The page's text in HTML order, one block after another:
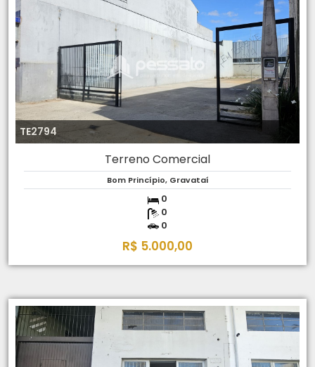
TE2794
Terreno Comercial
Bom Princípio, Gravataí
0
0
0
R$ 5.000,00